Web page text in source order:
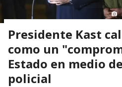
Presidente Kast
como un
Estado en medio
policial